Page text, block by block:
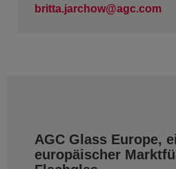
britta.jarchow@agc.com
AGC Glass Europe,
europäischer